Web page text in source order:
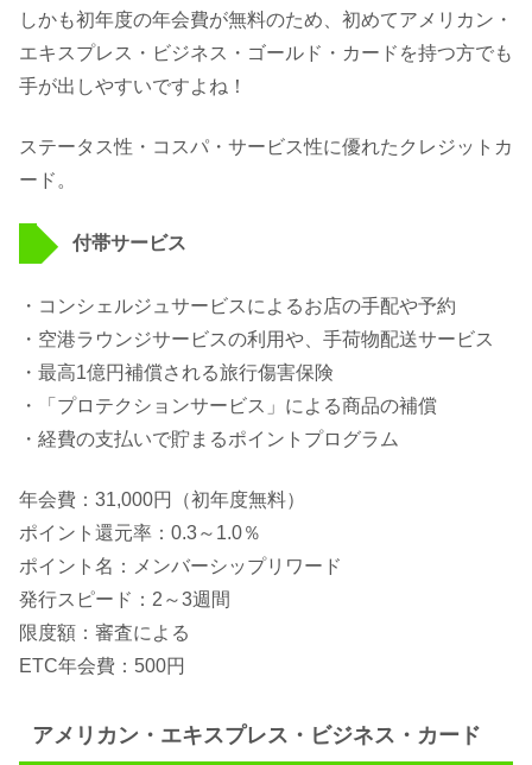
しかも初年度の年会費が無料のため、初めてアメリカン・
エキスプレス・ビジネス・ゴールド・カードを持つ方でも
手が出しやすいですよね！
ステータス性・コスパ・サービス性に優れたクレジットカ
ード。
付帯サービス
・コンシェルジュサービスによるお店の手配や予約
・空港ラウンジサービスの利用や、手荷物配送サービス
・最高1億円補償される旅行傷害保険
・「プロテクションサービス」による商品の補償
・経費の支払いで貯まるポイントプログラム
年会費：31,000円（初年度無料）
ポイント還元率：0.3～1.0％
ポイント名：メンバーシップリワード
発行スピード：2～3週間
限度額：審査による
ETC年会費：500円
アメリカン・エキスプレス・ビジネス・カード